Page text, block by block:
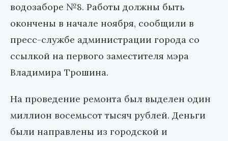
водозаборе №8. Работы должны быть
окончены в начале ноября, сообщили в
пресс-службе администрации города со
ссылкой на первого заместителя мэра
Владимира Трошина.
На проведение ремонта был выделен один
миллион восемьсот тысяч рублей. Деньги
были направлены из городской и